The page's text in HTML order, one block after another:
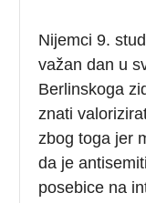
Nijemci 9.
važan dan u
Berlinskoga
znati
zbog toga jer
da je
posebice na